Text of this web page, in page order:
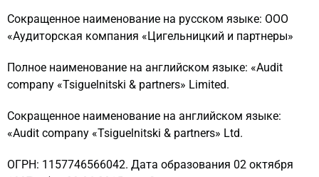
Сокращенное наименование на русском языке: ООО
«Аудиторская компания «Цигельницкий и партнеры»
Полное наименование на английском языке: «Audit
company «Tsiguelnitski & partners» Limited.
Сокращенное наименование на английском языке:
«Audit company «Tsiguelnitski & partners» Ltd.
ОГРН: 1157746566042. Дата образования 02 октября